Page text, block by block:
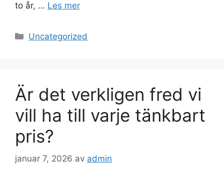
to år, … Les mer
Kategorier
Uncategorized
Är det verkligen fred vi
vill ha till varje tänkbart
pris?
januar 7, 2026 av admin